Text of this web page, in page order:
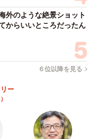
外のような絶景ショット
からいいところだったん
６位以降を見る
ー